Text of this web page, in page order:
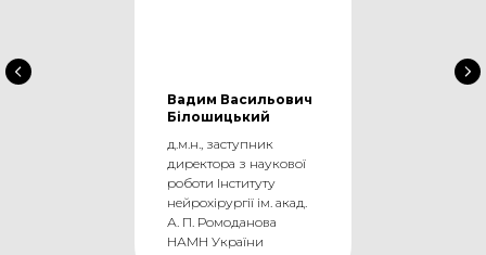
Вадим Васильович
Білошицький
д.м.н., заступник
директора з наукової
роботи Інституту
нейрохірургії ім. акад.
А. П. Ромоданова
НАМН України